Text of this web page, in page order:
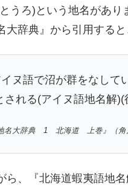
うろ)という地名があ
大辞典』から引用する
ヌ語で沼が群をなし
される(アイヌ語地名解)(
名大辞典 1 北海道 上巻』（角
ら、『北海道蝦夷語地